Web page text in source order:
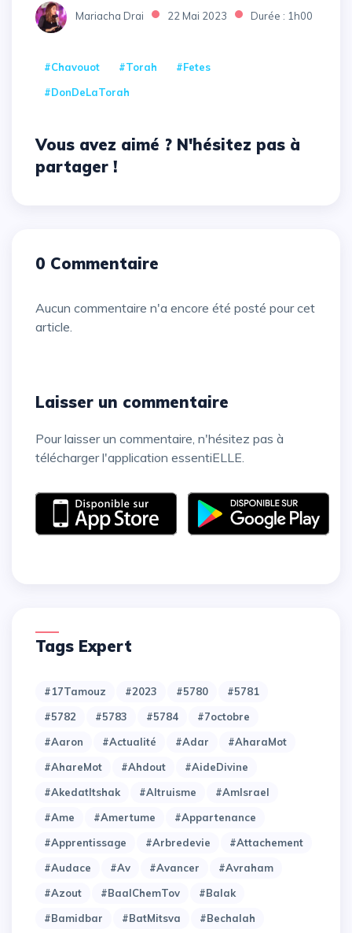
Mariacha Drai 22 Mai 2023 Durée : 1h00
#Chavouot #Torah
#Fetes
#DonDeLaTorah
Vous avez aimé ? N'hésitez pas à
partager !
0 Commentaire
Aucun commentaire n'a encore été posté pour cet
article.
Laisser un commentaire
Pour laisser un commentaire, n'hésitez pas à
télécharger l'application essentiELLE.
Tags Expert
#17Tamouz #2023 #5780
#5781
#5782
#5783 #5784
#7octobre
#Aaron
#Actualité #Adar
#AharaMot
#AhareMot
#Ahdout
#AideDivine
#AkedatItshak
#Altruisme
#AmIsrael
#Ame
#Amertume
#Appartenance
#Apprentissage
#Arbredevie
#Attachement
#Audace
#Av #Avancer
#Avraham
#Azout
#BaalChemTov
#Balak
#Bamidbar
#BatMitsva
#Bechalah